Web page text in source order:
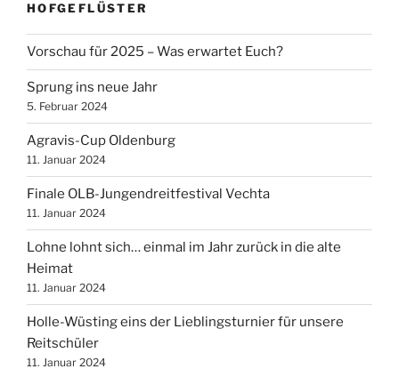
HOFGEFLÜSTER
Vorschau für 2025 – Was erwartet Euch?
Sprung ins neue Jahr
5. Februar 2024
Agravis-Cup Oldenburg
11. Januar 2024
Finale OLB-Jungendreitfestival Vechta
11. Januar 2024
Lohne lohnt sich… einmal im Jahr zurück in die alte
Heimat
11. Januar 2024
Holle-Wüsting eins der Lieblingsturnier für unsere
Reitschüler
11. Januar 2024